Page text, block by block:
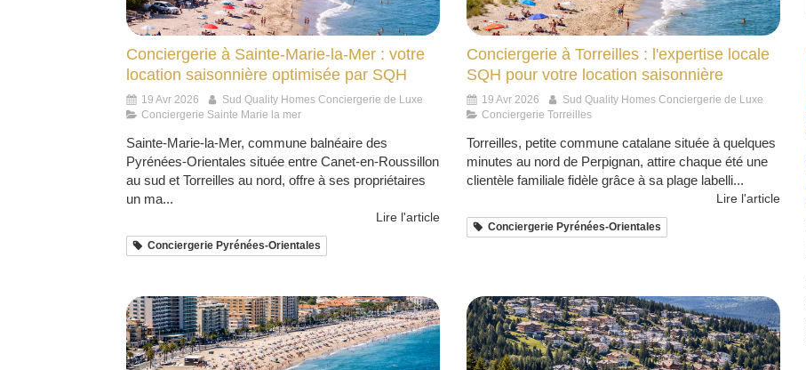
Conciergerie à Sainte-Marie-la-Mer : votre
location saisonnière optimisée par SQH
19 Avr 2026
Sud Quality Homes Conciergerie de Luxe
Conciergerie Sainte Marie la mer
Sainte-Marie-la-Mer, commune balnéaire des
Pyrénées-Orientales située entre Canet-en-Roussillon
au sud et Torreilles au nord, offre à ses propriétaires
un ma...
Lire l'article
Conciergerie Pyrénées-Orientales
Conciergerie à Torreilles : l'expertise locale
SQH pour votre location saisonnière
19 Avr 2026
Sud Quality Homes Conciergerie de Luxe
Conciergerie Torreilles
Torreilles, petite commune catalane située à quelques
minutes au nord de Perpignan, attire chaque été une
clientèle familiale fidèle grâce à sa plage labelli...
Lire l'article
Conciergerie Pyrénées-Orientales